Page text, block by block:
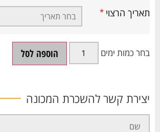
תאריך הרצוי *
הוספה לסל
יצירת קשר להשכרת המכונה